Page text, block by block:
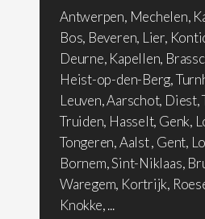
Antwerpen, Mechelen,
Bos, Beveren, Lier,
Deurne, Kapellen,
Heist-op-den-Berg,
Leuven, Aarschot, Diest,
Truiden, Hasselt, Genk,
Tongeren, Aalst , Gent,
Bornem, Sint-Niklaas,
Waregem, Kortrijk,
Knokke, ...